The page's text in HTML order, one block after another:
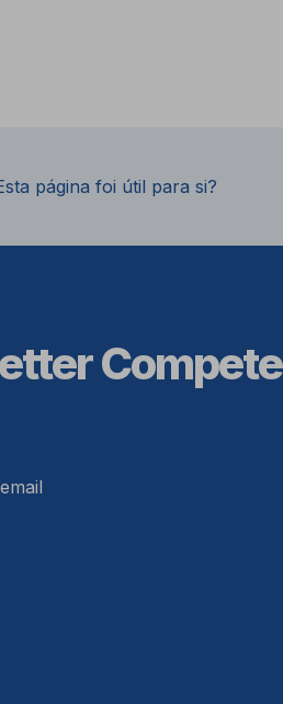
página foi útil para si?
Compete